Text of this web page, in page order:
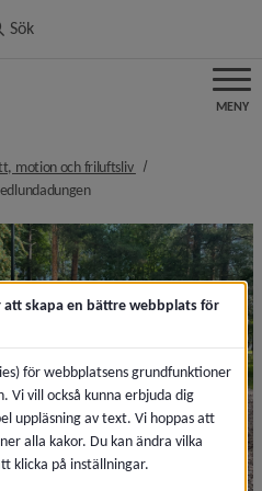
Sök
MENY
motion och friluftsliv nivå i
i brödsmulenavigeringennivå i brödsmulenavigeringen
skapa en bättre webbplats för
för webbplatsens grundfunktioner
vill också kunna erbjuda dig
uppläsning av text. Vi hoppas att
alla kakor. Du kan ändra vilka
klicka på inställningar.